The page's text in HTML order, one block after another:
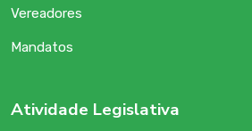
Vereadores
Mandatos
Atividade Legislativa